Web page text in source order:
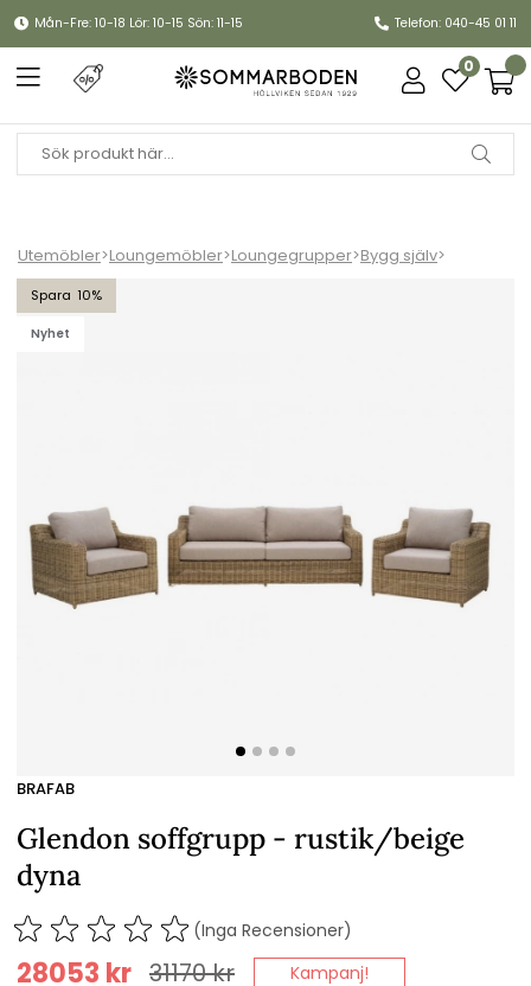
Mån-Fre: 10-18 Lör: 10-15 Sön: 11-15 Telefon: 040-45 01 11
0
Utemöbler>Loungemöbler>Loungegrupper>Bygg själv>
10
Nyhet
Glendon soffgrupp - rustik/beige dyna
BRAFAB
Glendon soffgrupp - rustik/beige
dyna
(Inga Recensioner)
31170kr
28053 kr Kampanj!